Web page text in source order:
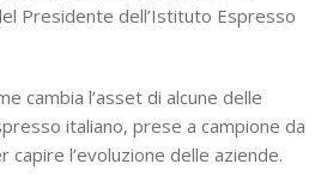
Presidente dell’Istituto Espresso
cambia l’asset di alcune delle
italiano, prese a campione da
capire l’evoluzione delle aziende.